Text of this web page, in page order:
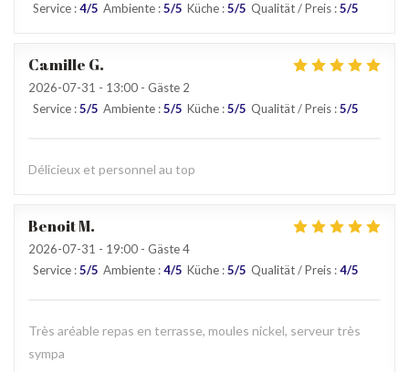
Service :4/5 Ambiente :5/5 Küche :5/5 Qualität / Preis :5/5
Camille G
2026-07-31 - 13:00 - Gäste 2
Service :5/5 Ambiente :5/5 Küche :5/5 Qualität / Preis :5/5
Délicieux et personnel au top
BenoitM
2026-07-31 - 19:00 - Gäste 4
Service :5/5 Ambiente :4/5 Küche :5/5 Qualität / Preis :4/5
Très aréable repas en terrasse, moules nickel, serveur très
sympa